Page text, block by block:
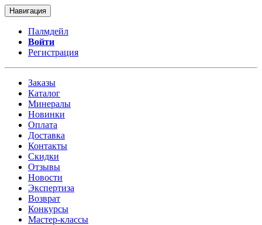
Навигация
Палмдейл
Войти
Регистрация
Заказы
Каталог
Минералы
Новинки
Оплата
Доставка
Контакты
Скидки
Отзывы
Новости
Экспертиза
Возврат
Конкурсы
Мастер-классы